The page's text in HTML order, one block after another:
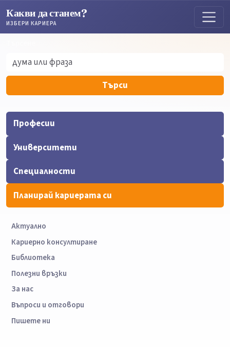
Какви да станем?
ИЗБЕРИ КАРИЕРА
Търси
Професии
Университети
Специалности
Планирай кариерата си
Актуално
Кариерно консултиране
Библиотека
Полезни връзки
За нас
Въпроси и отговори
Пишете ни